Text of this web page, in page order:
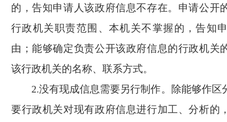
的，告知申请人该政府信息不存在。申请公开
行政机关职责范围、本机关不掌握的，告知
由；能够确定负责公开该政府信息的行政机关
该行政机关的名称、联系方式。
2.没有现成信息需要另行制作。除能够作区
要行政机关对现有政府信息进行加工、分析的